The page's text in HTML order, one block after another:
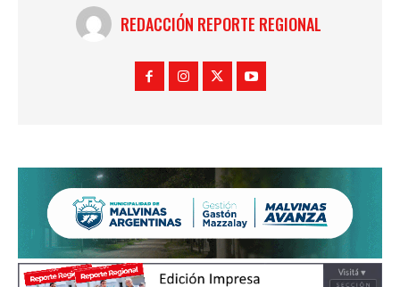
REDACCIÓN REPORTE REGIONAL